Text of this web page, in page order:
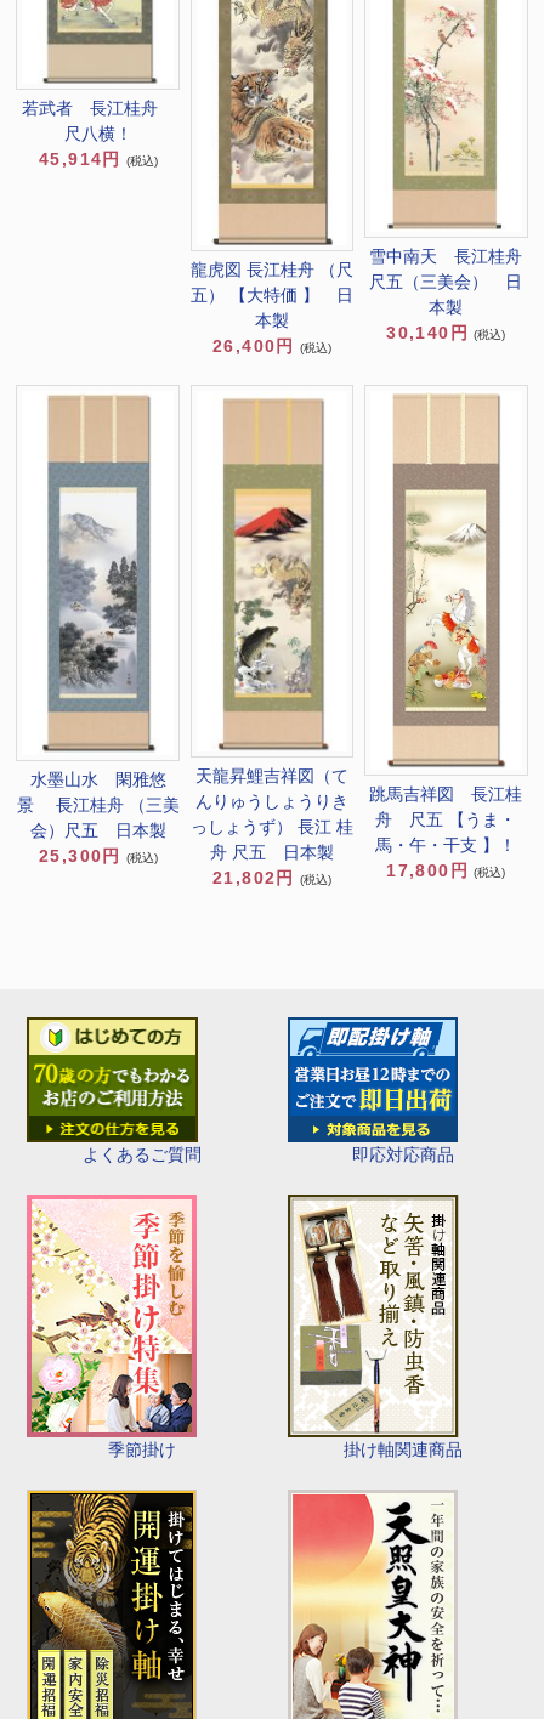
よくあるご質問 即応対応商品
季節掛け 掛け軸関連商品
若武者 長江桂舟
尺八横！
45,914円
(税込)
龍虎図 長江桂舟 （尺
五） 【大特価 】 日
本製
26,400円
(税込)
雪中南天 長江桂舟
尺五（三美会） 日
本製
30,140円
(税込)
水墨山水 閑雅悠
景 長江桂舟 （三美
会）尺五 日本製
25,300円
(税込)
天龍昇鯉吉祥図（て
んりゅうしょうりき
っしょうず） 長江 桂
舟 尺五 日本製
21,802円
(税込)
跳馬吉祥図 長江桂
舟 尺五 【うま・
馬・午・干支 】！
17,800円
(税込)